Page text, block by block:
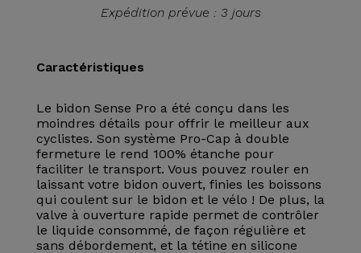
Expédition prévue : 3 jours
Caractéristiques
Le bidon Sense Pro a été conçu dans les
moindres détails pour offrir le meilleur aux
cyclistes. Son système Pro-Cap à double
fermeture le rend 100% étanche pour
faciliter le transport. Vous pouvez rouler en
laissant votre bidon ouvert, finies les boissons
qui coulent sur le bidon et le vélo ! De plus, la
valve à ouverture rapide permet de contrôler
le liquide consommé, de façon régulière et
sans débordement, et la tétine en silicone